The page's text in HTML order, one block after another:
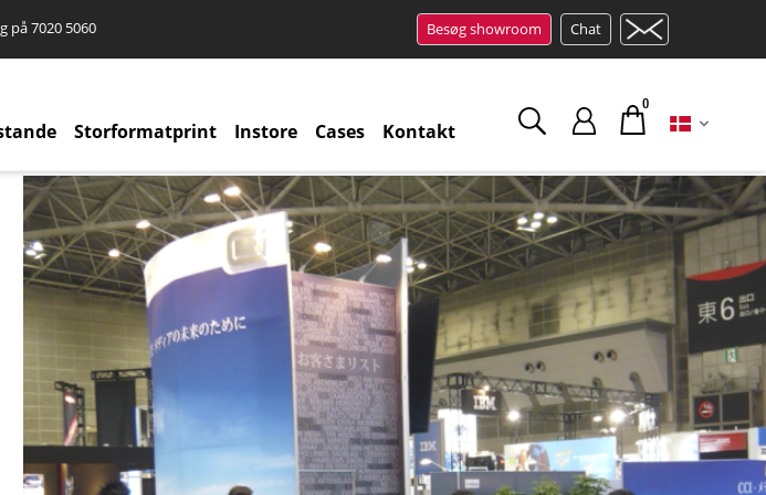
på7020 5060 Besøg showroom Chat
Storformatprint Instore Cases Kontakt
0